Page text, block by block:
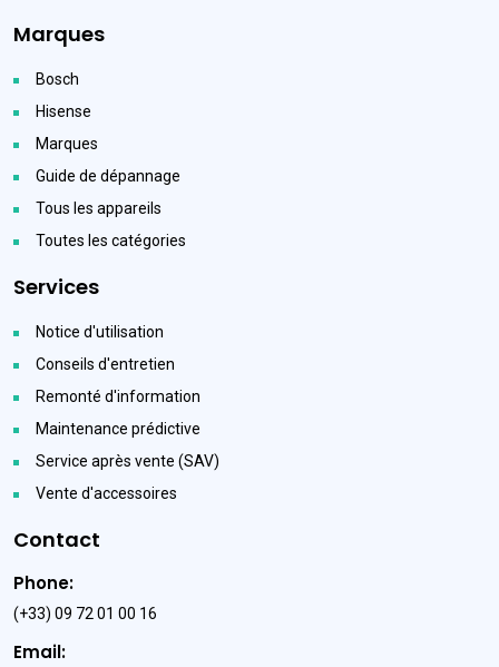
Marques
Bosch
Hisense
Marques
Guide de dépannage
Tous les appareils
Toutes les catégories
Services
Notice d'utilisation
Conseils d'entretien
Remonté d'information
Maintenance prédictive
Service après vente (SAV)
Vente d'accessoires
Contact
Phone:
(+33) 09 72 01 00 16
Email: